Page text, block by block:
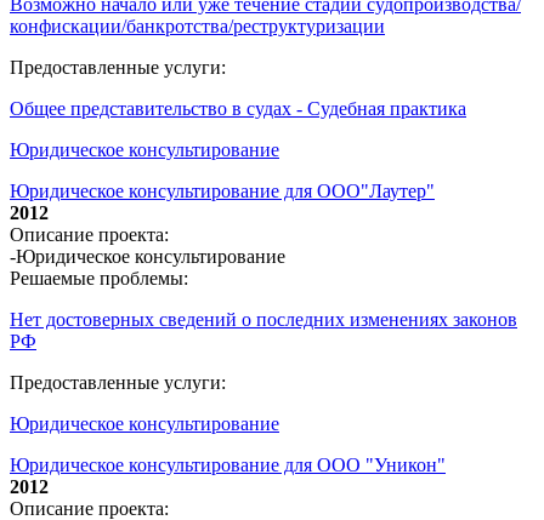
конфискации/банкротства/реструктуризации
Предоставленные услуги:
Общее представительство в судах - Судебная практика
Юридическое консультирование
Юридическое консультирование для ООО"Лаутер"
2012
Описание проекта:
-Юридическое консультирование
Решаемые проблемы:
Нет достоверных сведений о последних изменениях законов
РФ
Предоставленные услуги:
Юридическое консультирование
Юридическое консультирование для ООО "Уникон"
2012
Описание проекта: